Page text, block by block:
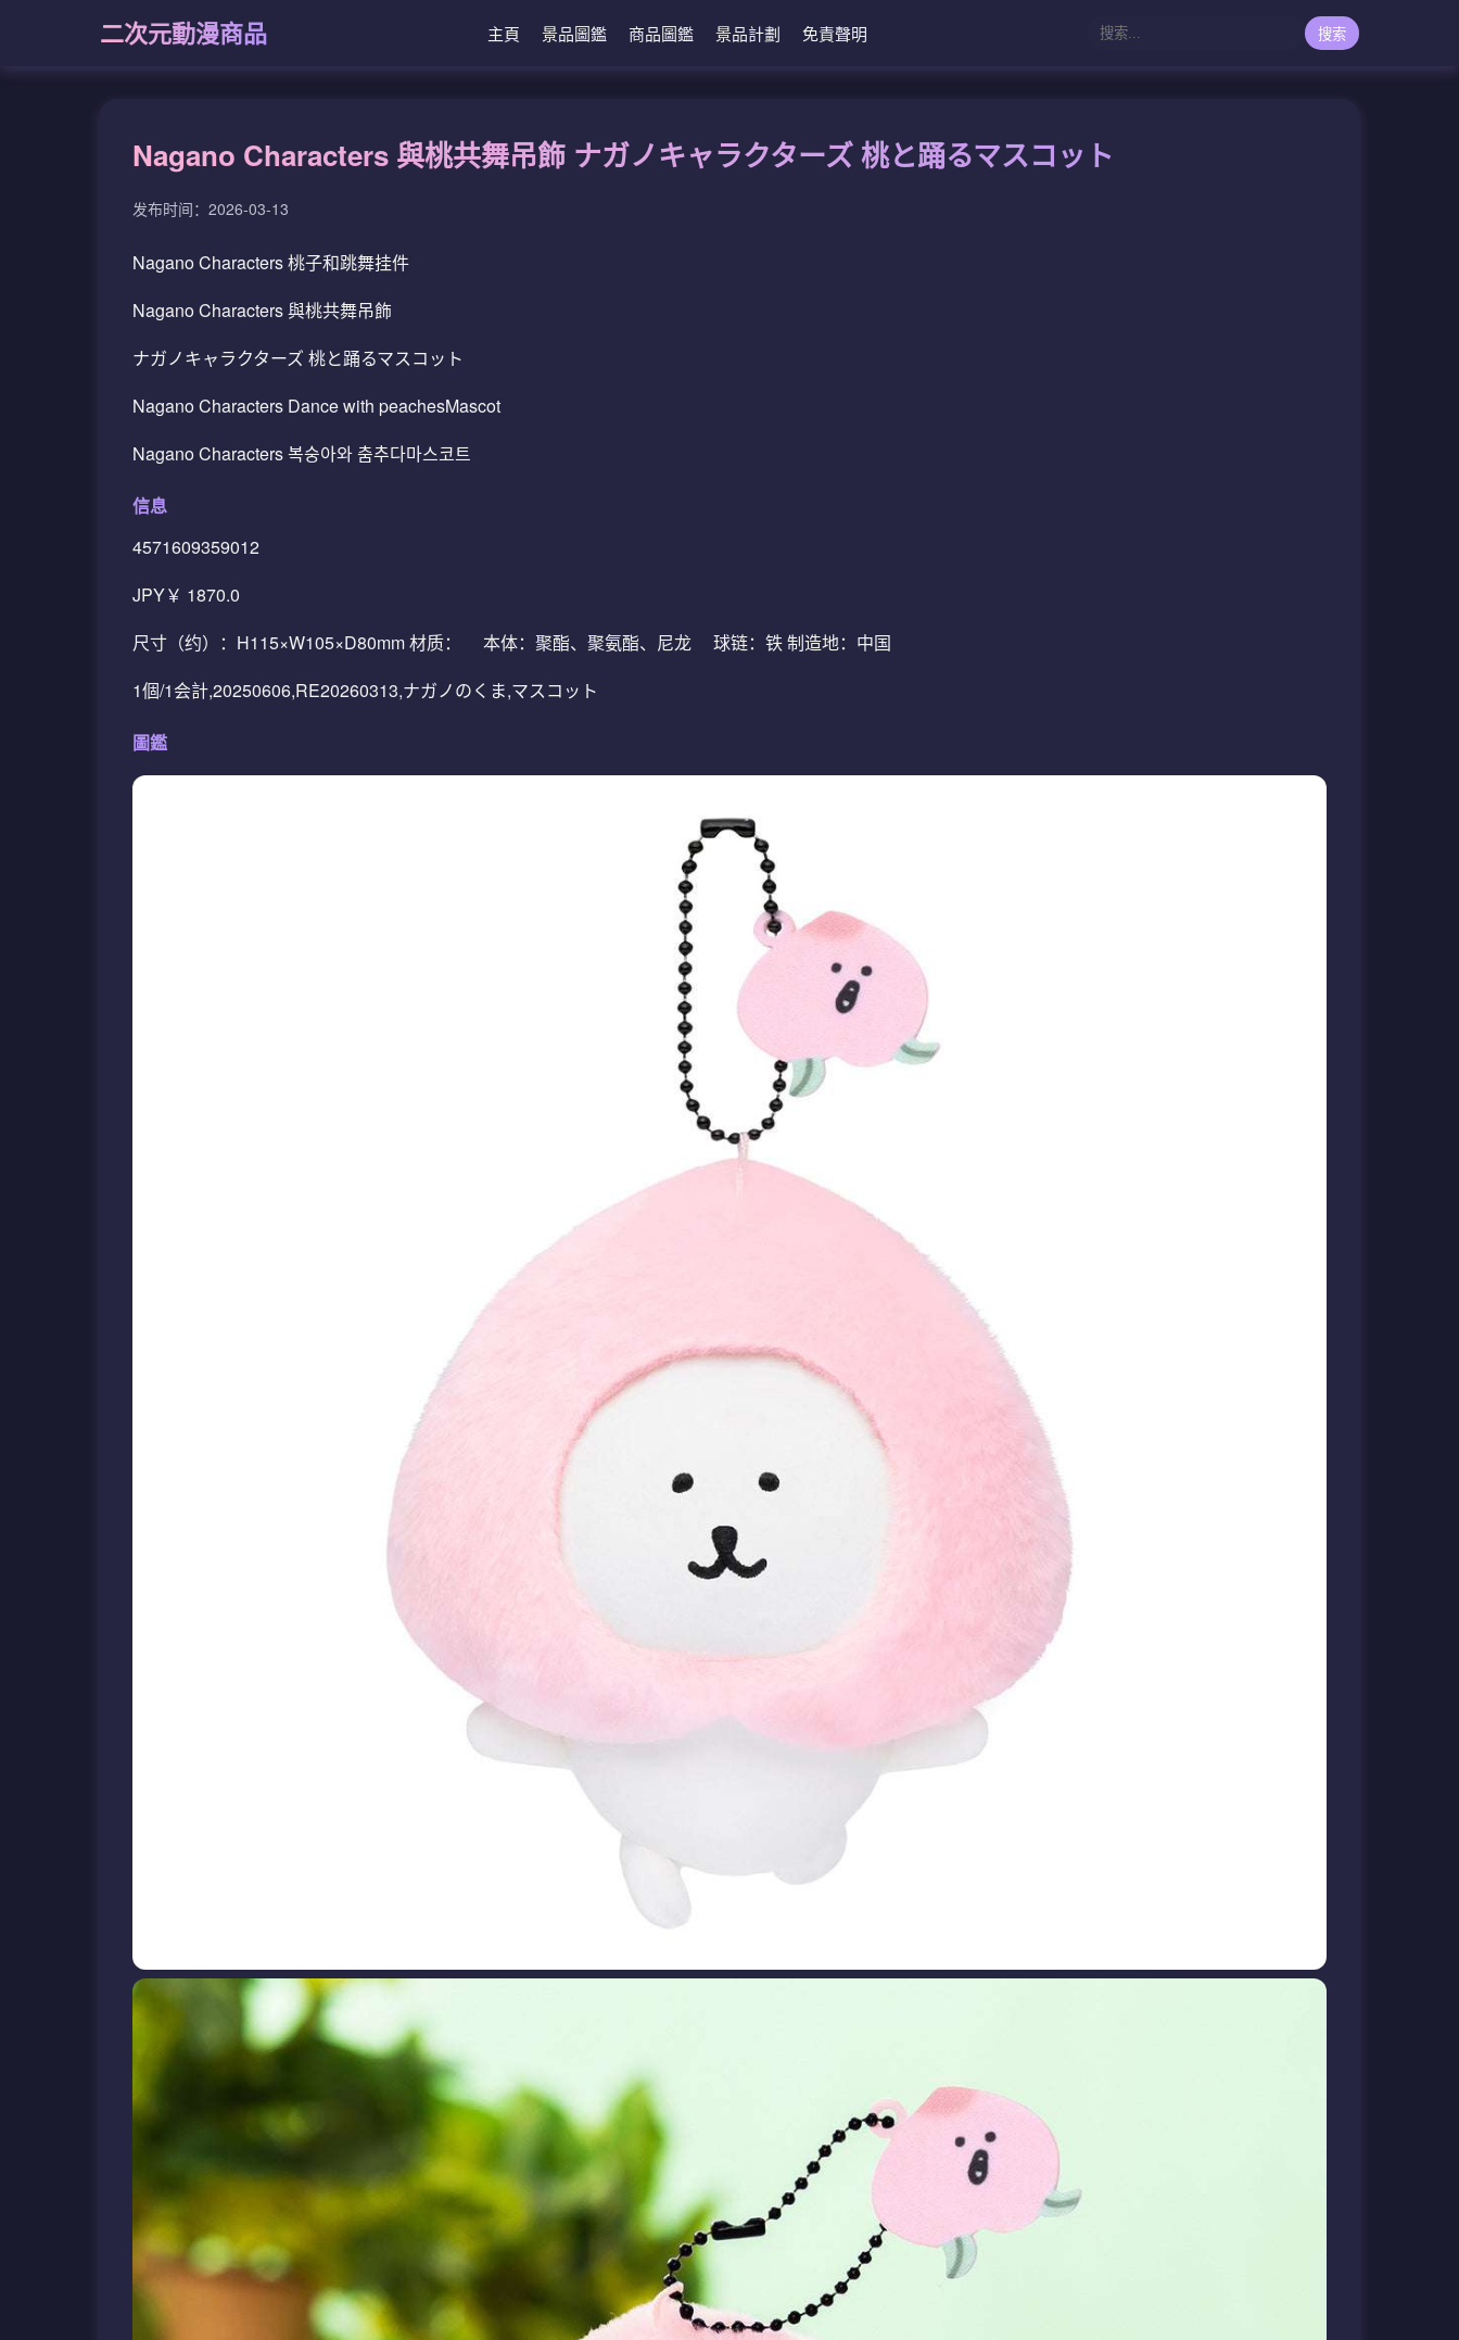
二次元動漫商品 主頁 景品圖鑑 商品圖鑑 景品計劃 免責聲明 搜索
Nagano Characters 與桃共舞吊飾 ナガノキャラクターズ 桃と踊るマスコット
发布时间：2026-03-13
Nagano Characters 桃子和跳舞挂件
Nagano Characters 與桃共舞吊飾
ナガノキャラクターズ 桃と踊るマスコット
Nagano Characters Dance with peachesMascot
Nagano Characters 복숭아와 춤추다마스코트
信息
4571609359012
JPY￥ 1870.0
尺寸（约）：H115×W105×D80mm 材质： 本体：聚酯、聚氨酯、尼龙 球链：铁 制造地：中国
1個/1会計,20250606,RE20260313,ナガノのくま,マスコット
圖鑑